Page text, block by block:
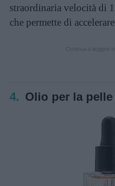
straordinaria velocità di
che permette di
4. Olio per la pelle